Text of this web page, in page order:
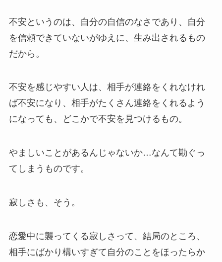
不安というのは、自分の自信のなさであり、自分
を信頼できていないがゆえに、生み出されるもの
だから。
不安を感じやすい人は、相手が連絡をくれなけれ
ば不安になり、相手がたくさん連絡をくれるよう
になっても、どこかで不安を見つけるもの。
やましいことがあるんじゃないか…なんて勘ぐっ
てしまうものです。
寂しさも、そう。
恋愛中に襲ってくる寂しさって、結局のところ、
相手にばかり構いすぎて自分のことをほったらか